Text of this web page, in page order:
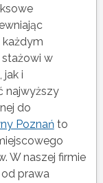
każdym
stażowi w
jak i
najwyższy
do
Poznańto
W naszej firmie
prawa